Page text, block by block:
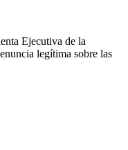
Ejecutiva de la
legítima sobre las